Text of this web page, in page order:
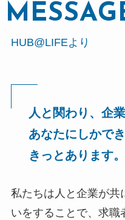
HUB@LIFEより
人と関わり、企
あなたにしかで
きっとあります。
私たちは人と企業が共
いをすることで、求職